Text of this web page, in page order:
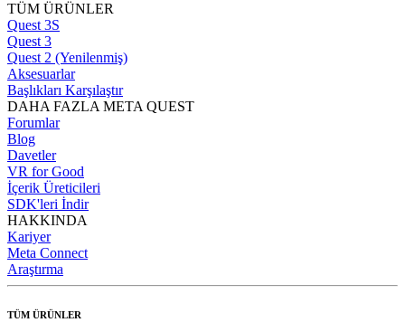
TÜM ÜRÜNLER
Quest 3S
Quest 3
Quest 2 (Yenilenmiş)
Aksesuarlar
Başlıkları Karşılaştır
DAHA FAZLA META QUEST
Forumlar
Blog
Davetler
VR for Good
İçerik Üreticileri
SDK'leri İndir
HAKKINDA
Kariyer
Meta Connect
Araştırma
TÜM ÜRÜNLER